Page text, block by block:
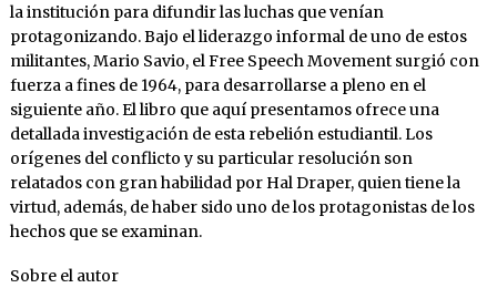
la institución para difundir las luchas que venían
protagonizando. Bajo el liderazgo informal de uno de estos
militantes, Mario Savio, el Free Speech Movement surgió con
fuerza a fines de 1964, para desarrollarse a pleno en el
siguiente año. El libro que aquí presentamos ofrece una
detallada investigación de esta rebelión estudiantil. Los
orígenes del conflicto y su particular resolución son
relatados con gran habilidad por Hal Draper, quien tiene la
virtud, además, de haber sido uno de los protagonistas de los
hechos que se examinan.
Sobre el autor